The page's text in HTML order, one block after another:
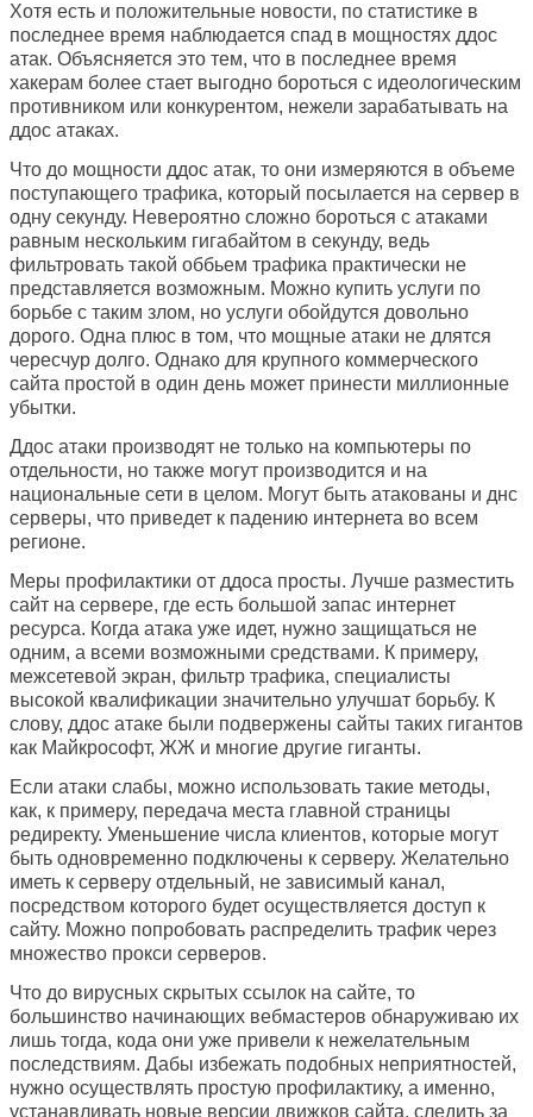
Хотя есть и положительные новости, по статистике в
последнее время наблюдается спад в мощностях ддос
атак. Объясняется это тем, что в последнее время
хакерам более стает выгодно бороться с идеологическим
противником или конкурентом, нежели зарабатывать на
ддос атаках.
Что до мощности ддос атак, то они измеряются в объеме
поступающего трафика, который посылается на сервер в
одну секунду. Невероятно сложно бороться с атаками
равным нескольким гигабайтом в секунду, ведь
фильтровать такой оббьем трафика практически не
представляется возможным. Можно купить услуги по
борьбе с таким злом, но услуги обойдутся довольно
дорого. Одна плюс в том, что мощные атаки не длятся
чересчур долго. Однако для крупного коммерческого
сайта простой в один день может принести миллионные
убытки.
Ддос атаки производят не только на компьютеры по
отдельности, но также могут производится и на
национальные сети в целом. Могут быть атакованы и днс
серверы, что приведет к падению интернета во всем
регионе.
Меры профилактики от ддоса просты. Лучше разместить
сайт на сервере, где есть большой запас интернет
ресурса. Когда атака уже идет, нужно защищаться не
одним, а всеми возможными средствами. К примеру,
межсетевой экран, фильтр трафика, специалисты
высокой квалификации значительно улучшат борьбу. К
слову, ддос атаке были подвержены сайты таких гигантов
как Майкрософт, ЖЖ и многие другие гиганты.
Если атаки слабы, можно использовать такие методы,
как, к примеру, передача места главной страницы
редиректу. Уменьшение числа клиентов, которые могут
быть одновременно подключены к серверу. Желательно
иметь к серверу отдельный, не зависимый канал,
посредством которого будет осуществляется доступ к
сайту. Можно попробовать распределить трафик через
множество прокси серверов.
Что до вирусных скрытых ссылок на сайте, то
большинство начинающих вебмастеров обнаруживаю их
лишь тогда, кода они уже привели к нежелательным
последствиям. Дабы избежать подобных неприятностей,
нужно осуществлять простую профилактику, а именно,
устанавливать новые версии движков сайта, следить за